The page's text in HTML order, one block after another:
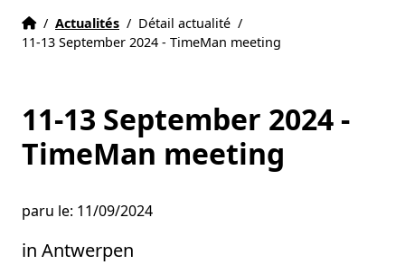
Accueil
Accueil
/ Actualités / Détail actualité /
11-13 September 2024 - TimeMan meeting
11-13 September 2024 -
TimeMan meeting
paru le: 11/09/2024
in Antwerpen